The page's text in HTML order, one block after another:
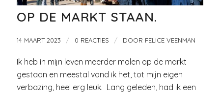
OP DE MARKT STAAN.
14 MAART 2023 / 0 REACTIES / DOOR FELICE VEENMAN
Ik heb in mijn leven meerder malen op de markt
gestaan en meestal vond ik het, tot mijn eigen
verbazing, heel erg leuk. Lang geleden, had ik een